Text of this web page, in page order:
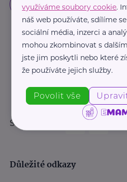
Sledujte nás:
Důležité odkazy
využíváme soubory cookie.
náš web používáte, sdílíme
sociální média, inzerci a
mohou zkombinovat s
jste jim poskytli nebo které
že používáte jejich služby.
Povolit vše